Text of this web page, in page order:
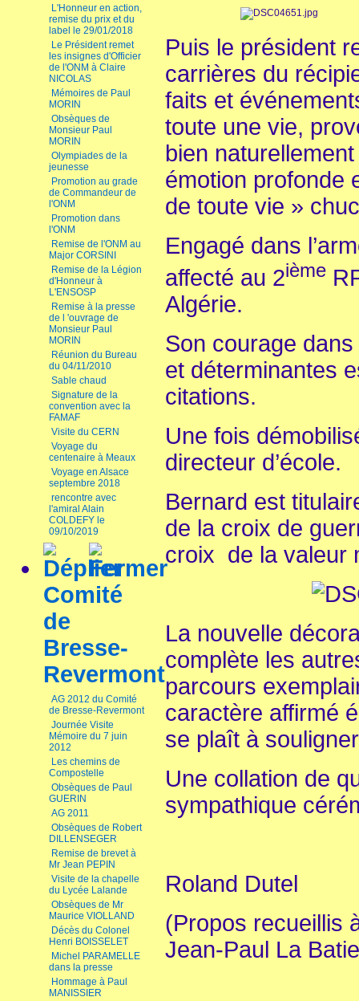
L'Honneur en action,
remise du prix et du
label le 29/01/2018
Le Président remet
les insignes d'Officier
de l'ONM à Claire
NICOLAS
Mémoires de Paul
MORIN
Obsèques de
Monsieur Paul
MORIN
Olympiades de la
jeunesse
Promotion au grade
de Commandeur de
l'ONM
Promotion dans
l'ONM
Remise de l'ONM au
Major CORSINI
Remise de la Légion
d'Honneur à
L'ENSOSP
Remise à la presse
de l 'ouvrage de
Monsieur Paul
MORIN
Réunion du Bureau
du 04/11/2010
Sable chaud
Signature de la
convention avec la
FAMAF
Visite du CERN
Voyage du
centenaire à Meaux
Voyage en Alsace
septembre 2018
rencontre avec
l'amiral Alain
COLDEFY le
09/10/2019
Comité
de
Bresse-
Revermont
AG 2012 du Comité
de Bresse-Revermont
Journée Visite
Mémoire du 7 juin
2012
Les chemins de
Compostelle
Obsèques de Paul
GUERIN
AG 2011
Obsèques de Robert
DILLENSEGER
Remise de brevet à
Mr Jean PEPIN
Visite de la chapelle
du Lycée Lalande
Obsèques de Mr
Maurice VIOLLAND
Décès du Colonel
Henri BOISSELET
Michel PARAMELLE
dans la presse
Hommage à Paul
MANISSIER
Puis le président
carrières du
faits et
toute une vie,
bien
émotion profonde
de toute vie »
Engagé dans
affecté au 2ième
Algérie.
Son courage
et déterminantes
citations.
Une fois
directeur d’école.
Bernard est
de la croix de
croix de la valeur
La nouvelle
complète les
parcours
caractère affirmé
se plaît à
Une collation de
sympathique
Roland Dutel
(Propos recueillis
Jean-Paul La